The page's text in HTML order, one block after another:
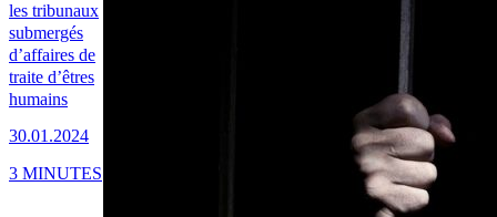
les tribunaux
submergés
d’affaires de
traite d’êtres
humains
30.01.2024
3 MINUTES